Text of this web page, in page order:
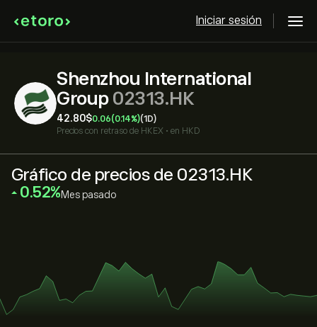
Iniciar sesión
Shenzhou International
Group 02313.HK
42.80‎$‎0.06(0.14%)(1D)
Precios con retraso de HKEX • en HKD
Gráfico de precios de 02313.HK
‎0.52‎ Mes pasado